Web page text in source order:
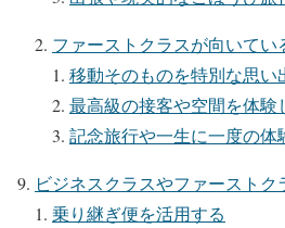
ファーストクラスが向いてい
移動そのものを特別な思い
最高級の接客や空間を体験
記念旅行や一生に一度の体
ビジネスクラスやファースト
乗り継ぎ便を活用する